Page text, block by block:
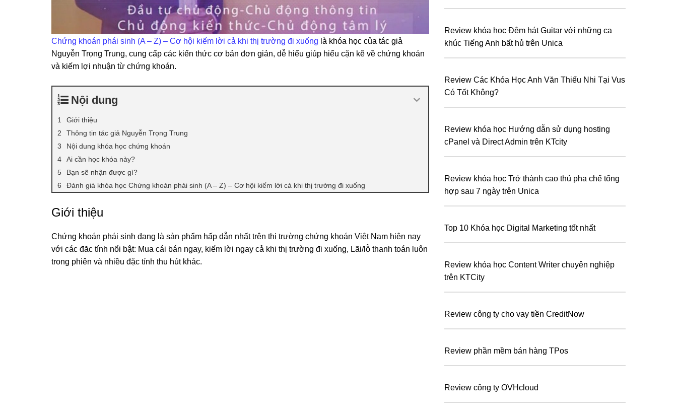
Chứng khoán phái sinh (A – Z) – Cơ hội kiếm lời cả khi thị trường đi xuống là khóa học của tác giả
Nguyễn Trọng Trung, cung cấp các kiến thức cơ bản đơn giản, dễ hiểu giúp hiểu cặn kẽ về chứng khoán
và kiếm lợi nhuận từ chứng khoán.
Nội dung
Giới thiệu
Thông tin tác giả Nguyễn Trọng Trung
Nội dung khóa học chứng khoán
Ai cần học khóa này?
Bạn sẽ nhận được gì?
Đánh giá khóa học Chứng khoán phái sinh (A – Z) – Cơ hội kiếm lời cả khi thị trường đi xuống
Giới thiệu
Chứng khoán phái sinh đang là sản phẩm hấp dẫn nhất trên thị trường chứng khoán Việt Nam hiện nay
với các đăc tính nổi bật: Mua cái bán ngay, kiếm lời ngay cả khi thị trường đi xuống, Lãi/lỗ thanh toán luôn
trong phiên và nhiều đặc tính thu hút khác.
Review khóa học Đệm hát Guitar với những ca
khúc Tiếng Anh bất hủ trên Unica
Review Các Khóa Học Anh Văn Thiếu Nhi Tại Vus
Có Tốt Không?
Review khóa học Hướng dẫn sử dụng hosting
cPanel và Direct Admin trên KTcity
Review khóa học Trở thành cao thủ pha chế tổng
hợp sau 7 ngày trên Unica
Top 10 Khóa học Digital Marketing tốt nhất
Review khóa học Content Writer chuyên nghiệp
trên KTCity
Review công ty cho vay tiền CreditNow
Review phần mềm bán hàng TPos
Review công ty OVHcloud